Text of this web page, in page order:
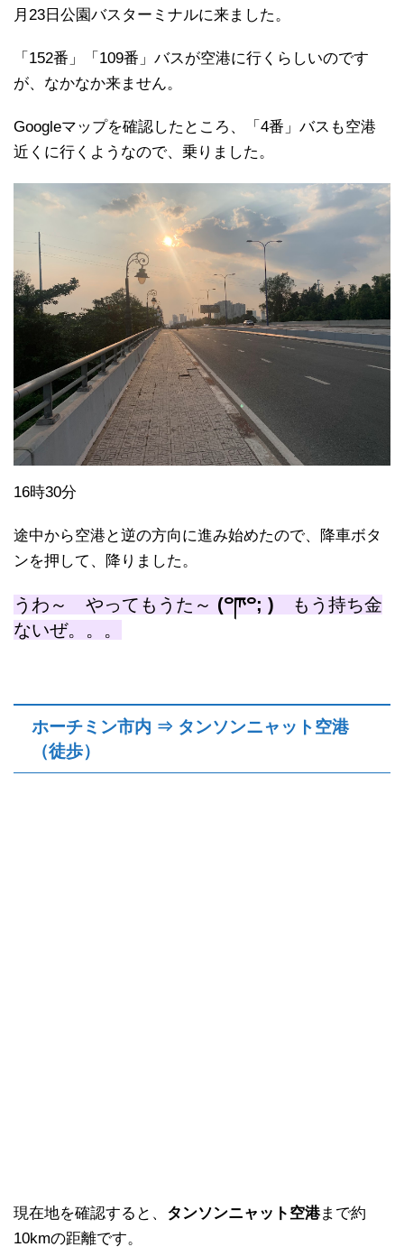
月23日公園バスターミナルに来ました。
「152番」「109番」バスが空港に行くらしいのです
が、なかなか来ません。
Googleマップを確認したところ、「4番」バスも空港
近くに行くようなので、乗りました。
16時30分
途中から空港と逆の方向に進み始めたので、降車ボタ
ンを押して、降りました。
うわ～ やってもうた～ (꒪ཫ꒪; ) もう持ち金
ないぜ。。。
ホーチミン市内 ⇒ タンソンニャット空港
（徒歩）
現在地を確認すると、 タンソンニャット空港まで約
10kmの距離です。